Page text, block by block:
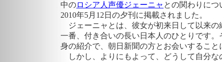
中のロシア人声優ジェーニャ との関わりに
2010年5月12日の夕刊に掲載されました。
ジェーニャとは、彼女が初来日して以来の
一番、付き合いの長い日本人のひとりです
身の紹介で、朝日新聞の方とお会いするこ
しかし、よりにもよって、どうして自分な